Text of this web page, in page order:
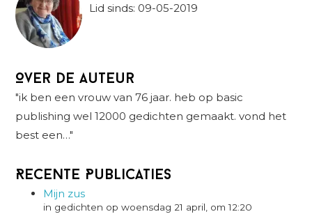
Lid sinds: 09-05-2019
Over de auteur
"ik ben een vrouw van 76 jaar. heb op basic
publishing wel 12000 gedichten gemaakt. vond het
best een…"
Recente Publicaties
Mijn zus
in gedichten op woensdag 21 april, om 12:20